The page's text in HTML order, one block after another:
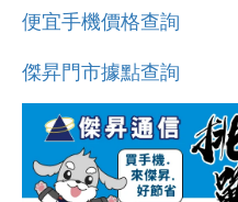
便宜手機價格查詢
傑昇門市據點查詢